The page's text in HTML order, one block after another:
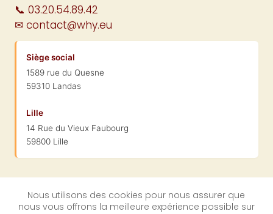
Nous utilisons des cookies pour nous assurer que
nous vous offrons la meilleure expérience possible sur
📞 03.20.54.89.42
✉ contact@why.eu
Siège social
1589 rue du Quesne
59310 Landas
Lille
14 Rue du Vieux Faubourg
59800 Lille
© 2004-2026 WhySoft Group · SARL au capital de 100 000 € ·